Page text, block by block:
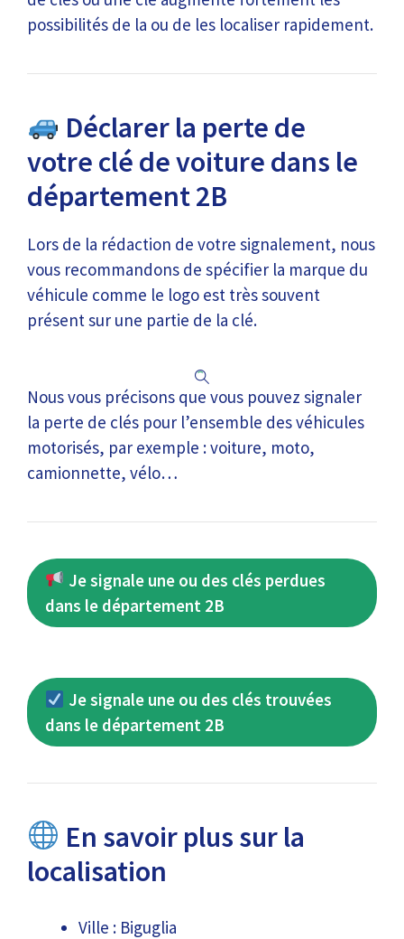
possibilités de la ou de les localiser rapidement.
Déclarer la perte de
votre clé de voiture dans le
département 2B
Lors de la rédaction de votre signalement, nous
vous recommandons de spécifier la marque du
véhicule comme le logo est très souvent
présent sur une partie de la clé.
Nous vous précisons que vous pouvez signaler
la perte de clés pour l’ensemble des véhicules
motorisés, par exemple : voiture, moto,
camionnette, vélo…
Je signale une ou des clés perdues
dans le département 2B
Je signale une ou des clés trouvées
dans le département 2B
En savoir plus sur la
localisation
Ville : Biguglia